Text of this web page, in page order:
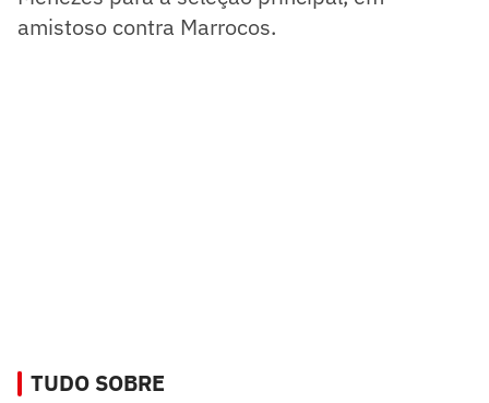
amistoso contra Marrocos.
TUDO SOBRE